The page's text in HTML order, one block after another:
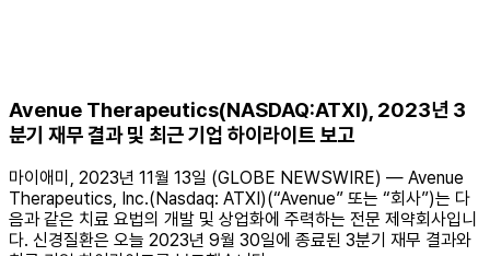
Avenue Therapeutics(NASDAQ:ATXI), 2023년 3
분기 재무 결과 및 최근 기업 하이라이트 보고
마이애미, 2023년 11월 13일 (GLOBE NEWSWIRE) — Avenue
Therapeutics, Inc.(Nasdaq: ATXI)(“Avenue” 또는 “회사”)는 다
음과 같은 치료 요법의 개발 및 상업화에 주력하는 전문 제약회사입니
다. 신경질환은 오늘 2023년 9월 30일에 종료된 3분기 재무 결과와